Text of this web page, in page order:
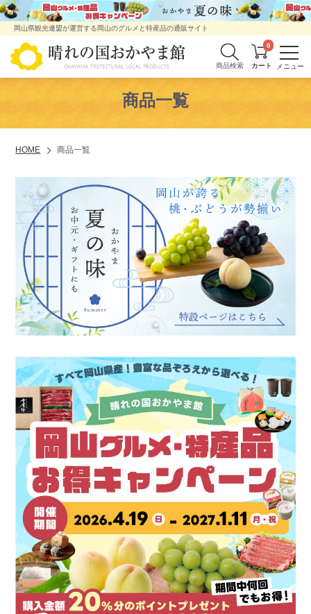
岡山県観光連盟が運営する岡山のグルメと特産品の通販サイト
商品検索
0
商品一覧
HOME 商品一覧